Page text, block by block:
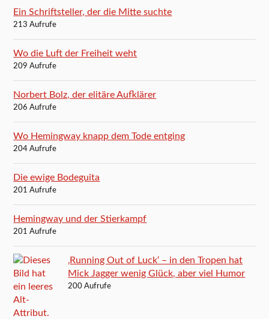
Ein Schriftsteller, der die Mitte suchte
213 Aufrufe
Wo die Luft der Freiheit weht
209 Aufrufe
Norbert Bolz, der elitäre Aufklärer
206 Aufrufe
Wo Hemingway knapp dem Tode entging
204 Aufrufe
Die ewige Bodeguita
201 Aufrufe
Hemingway und der Stierkampf
201 Aufrufe
‚Running Out of Luck‘ – in den Tropen hat
Mick Jagger wenig Glück, aber viel Humor
200 Aufrufe